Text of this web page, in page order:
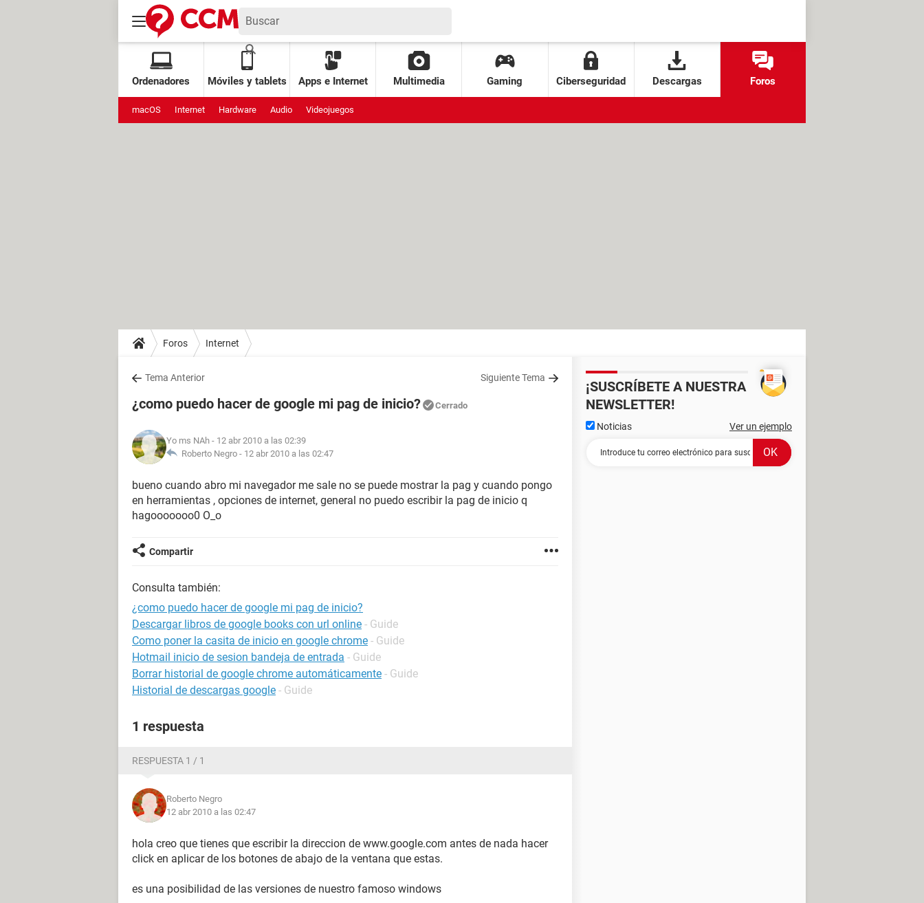
Ordenadores Móviles y tablets Apps e Internet Multimedia Gaming Ciberseguridad Descargas Foros
macOS Internet Hardware Audio Videojuegos
Foros Internet
Tema Anterior Siguiente Tema
¿como puedo hacer de google mi pag de inicio? Cerrado
Yo ms NAh - 12 abr 2010 a las 02:39
Roberto Negro - 12 abr 2010 a las 02:47
bueno cuando abro mi navegador me sale no se puede mostrar la pag y cuando pongo
en herramientas , opciones de internet, general no puedo escribir la pag de inicio q
hagooooooo0 O_o
Compartir
Consulta también:
¿como puedo hacer de google mi pag de inicio?
Descargar libros de google books con url online - Guide
Como poner la casita de inicio en google chrome - Guide
Hotmail inicio de sesion bandeja de entrada - Guide
Borrar historial de google chrome automáticamente - Guide
Historial de descargas google - Guide
1 respuesta
RESPUESTA 1 / 1
Roberto Negro
12 abr 2010 a las 02:47
hola creo que tienes que escribir la direccion de www.google.com antes de nada hacer
click en aplicar de los botones de abajo de la ventana que estas.
es una posibilidad de las versiones de nuestro famoso windows
¡SUSCRÍBETE A NUESTRA
NEWSLETTER!
Noticias Ver un ejemplo